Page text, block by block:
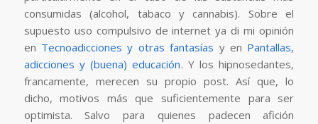
consumidas (alcohol, tabaco y cannabis). Sobre el
supuesto uso compulsivo de internet ya di mi opinión
en Tecnoadicciones y otras fantasías y en Pantallas,
adicciones y (buena) educación. Y los hipnosedantes,
francamente, merecen su propio post. Así que, lo
dicho, motivos más que suficientemente para ser
optimista. Salvo para quienes padecen afición